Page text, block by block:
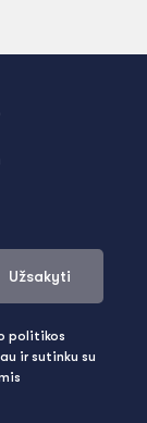
Užsakyti
politikos
ir sutinku su